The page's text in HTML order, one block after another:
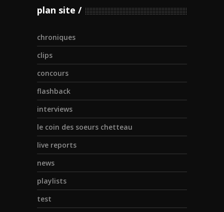
plan site
chroniques
clips
concours
flashback
interviews
le coin des soeurs chetteau
live reports
news
playlists
test